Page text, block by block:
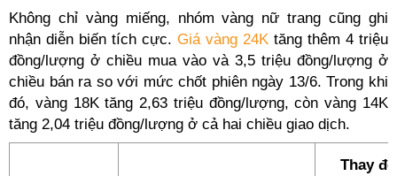
Không chỉ vàng miếng, nhóm vàng nữ trang cũng ghi
nhận diễn biến tích cực. Giá vàng 24K tăng thêm 4 triệu
đồng/lượng ở chiều mua vào và 3,5 triệu đồng/lượng ở
chiều bán ra so với mức chốt phiên ngày 13/6. Trong khi
đó, vàng 18K tăng 2,63 triệu đồng/lượng, còn vàng 14K
tăng 2,04 triệu đồng/lượng ở cả hai chiều giao dịch.
Thay